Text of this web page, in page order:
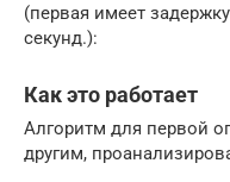
(первая имеет
секунд.):
Как это работает
Алгоритм для первой
другим,